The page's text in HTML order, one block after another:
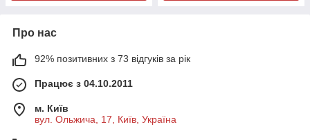
Про нас
92% позитивних з 73 відгуків за рік
Працює з 04.10.2011
м. Київ
вул. Ольжича, 17, Київ, Україна